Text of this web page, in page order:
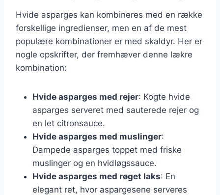
Hvide asparges kan kombineres med en række
forskellige ingredienser, men en af de mest
populære kombinationer er med skaldyr. Her er
nogle opskrifter, der fremhæver denne lækre
kombination:
Hvide asparges med rejer: Kogte hvide
asparges serveret med sauterede rejer og
en let citronsauce.
Hvide asparges med muslinger:
Dampede asparges toppet med friske
muslinger og en hvidløgssauce.
Hvide asparges med røget laks: En
elegant ret, hvor aspargesene serveres